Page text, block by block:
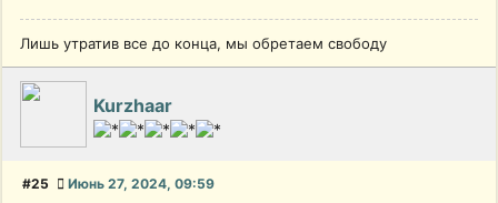
Лишь утратив все до конца, мы обретаем свободу
Kurzhaar
#25 Июнь 27, 2024, 09:59